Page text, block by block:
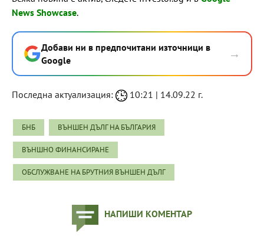
News Showcase.
Добави ни в предпочитани източници в
Google
→
Последна актуализация: 10:21 | 14.09.22 г.
БНБ ВЪНШЕН ДЪЛГ НА БЪЛГАРИЯ
ВЪНШНО ФИНАНСИРАНЕ
ОБСЛУЖВАНЕ НА БРУТНИЯ ВЪНШЕН ДЪЛГ
НАПИШИ КОМЕНТАР